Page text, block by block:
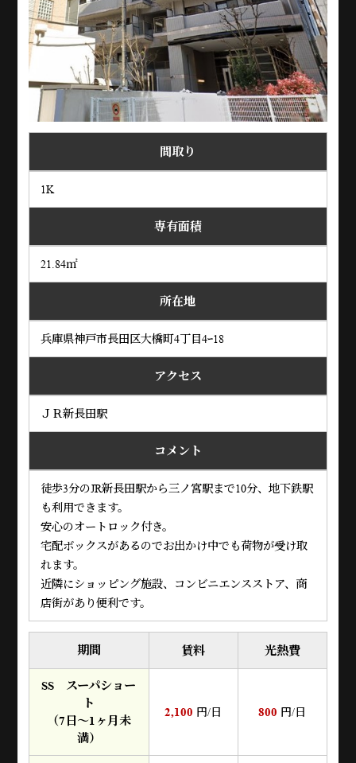
間取り
1K
専有面積
21.84㎡
所在地
兵庫県神戸市長田区大橋町4丁目4ｰ18
アクセス
ＪＲ新長田駅
コメント
徒歩3分のJR新長田駅から三ノ宮駅まで10分、地下鉄駅
も利用できます。
安心のオートロック付き。
宅配ボックスがあるのでお出かけ中でも荷物が受け取
れます。
近隣にショッピング施設、コンビニエンスストア、商
店街があり便利です。
期間 賃料 光熱費
SS スーパショー
ト
（7日～1ヶ月未
満）
2,100 円/日 800 円/日